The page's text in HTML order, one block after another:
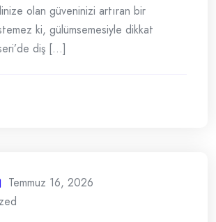
olan güveninizi artıran bir
ki, gülümsemesiyle dikkat
diş [...]
Temmuz 16, 2026